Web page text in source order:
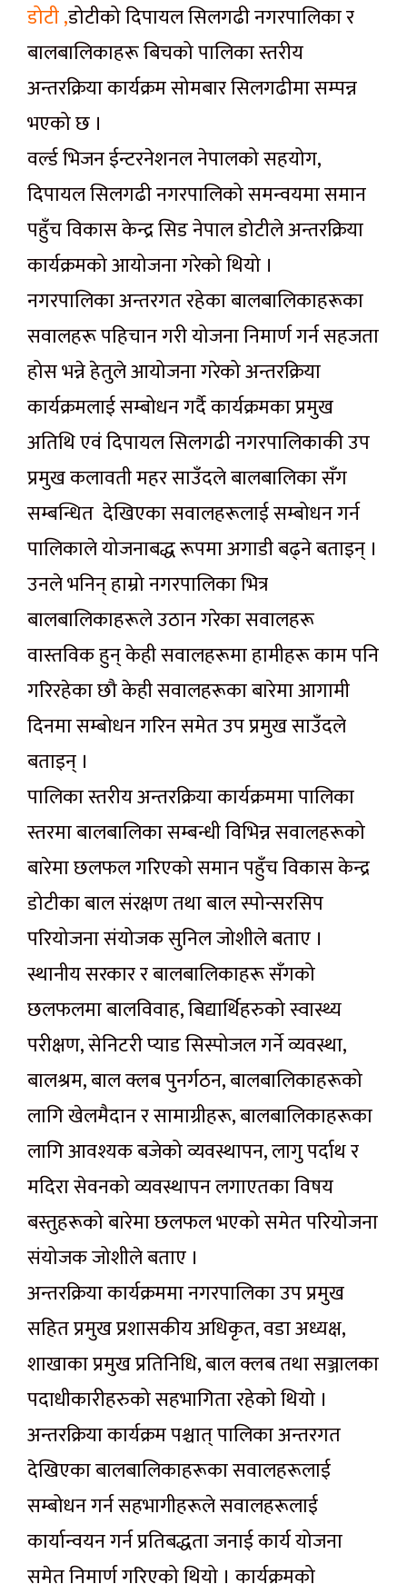
डोटी ,डोटीको दिपायल सिलगढी नगरपालिका र
बालबालिकाहरू बिचको पालिका स्तरीय
अन्तरक्रिया कार्यक्रम सोमबार सिलगढीमा सम्पन्न
भएको छ ।
वर्ल्ड भिजन ईन्टरनेशनल नेपालको सहयोग,
दिपायल सिलगढी नगरपालिको समन्वयमा समान
पहुँच विकास केन्द्र सिड नेपाल डोटीले अन्तरक्रिया
कार्यक्रमको आयोजना गरेको थियो ।
नगरपालिका अन्तरगत रहेका बालबालिकाहरूका
सवालहरू पहिचान गरी योजना निमार्ण गर्न सहजता
होस भन्ने हेतुले आयोजना गरेको अन्तरक्रिया
कार्यक्रमलाई सम्बोधन गर्दै कार्यक्रमका प्रमुख
अतिथि एवं दिपायल सिलगढी नगरपालिकाकी उप
प्रमुख कलावती महर साउँदले बालबालिका सँग
सम्बन्धित देखिएका सवालहरूलाई सम्बोधन गर्न
पालिकाले योजनाबद्ध रूपमा अगाडी बढ्ने बताइन् ।
उनले भनिन् हाम्रो नगरपालिका भित्र
बालबालिकाहरूले उठान गरेका सवालहरू
वास्तविक हुन् केही सवालहरूमा हामीहरू काम पनि
गरिरहेका छौ केही सवालहरूका बारेमा आगामी
दिनमा सम्बोधन गरिन समेत उप प्रमुख साउँदले
बताइन् ।
पालिका स्तरीय अन्तरक्रिया कार्यक्रममा पालिका
स्तरमा बालबालिका सम्बन्धी विभिन्न सवालहरूको
बारेमा छलफल गरिएको समान पहुँच विकास केन्द्र
डोटीका बाल संरक्षण तथा बाल स्पोन्सरसिप
परियोजना संयोजक सुनिल जोशीले बताए ।
स्थानीय सरकार र बालबालिकाहरू सँगको
छलफलमा बालविवाह, बिद्यार्थिहरुको स्वास्थ्य
परीक्षण, सेनिटरी प्याड सिस्पोजल गर्ने व्यवस्था,
बालश्रम, बाल क्लब पुनर्गठन, बालबालिकाहरूको
लागि खेलमैदान र सामाग्रीहरू, बालबालिकाहरूका
लागि आवश्यक बजेको व्यवस्थापन, लागु पर्दाथ र
मदिरा सेवनको व्यवस्थापन लगाएतका विषय
बस्तुहरूको बारेमा छलफल भएको समेत परियोजना
संयोजक जोशीले बताए ।
अन्तरक्रिया कार्यक्रममा नगरपालिका उप प्रमुख
सहित प्रमुख प्रशासकीय अधिकृत, वडा अध्यक्ष,
शाखाका प्रमुख प्रतिनिधि, बाल क्लब तथा सञ्जालका
पदाधीकारीहरुको सहभागिता रहेको थियो ।
अन्तरक्रिया कार्यक्रम पश्चात् पालिका अन्तरगत
देखिएका बालबालिकाहरूका सवालहरूलाई
सम्बोधन गर्न सहभागीहरूले सवालहरूलाई
कार्यान्वयन गर्न प्रतिबद्धता जनाई कार्य योजना
समेत निमार्ण गरिएको थियो । कार्यक्रमको